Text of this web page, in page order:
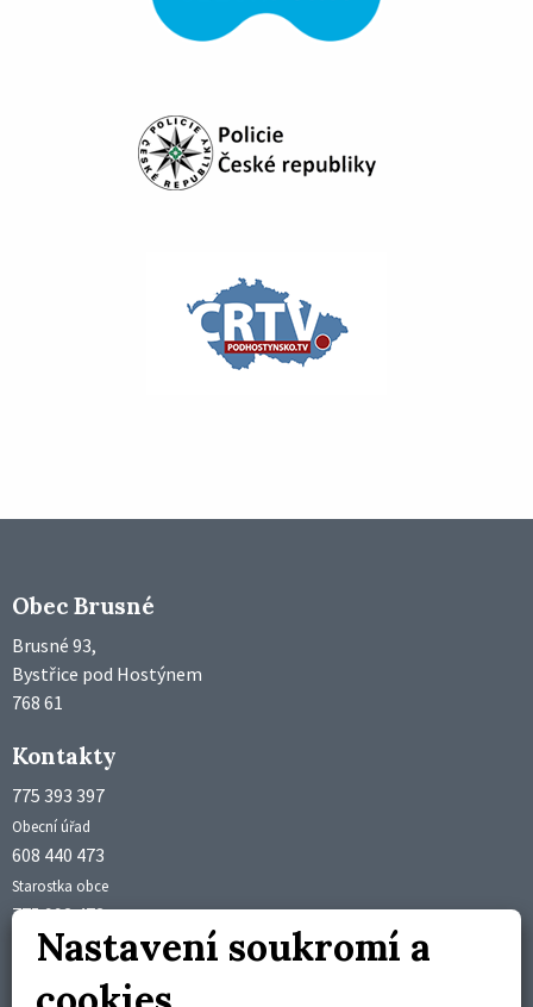
Obec Brusné
Brusné 93,
Bystřice pod Hostýnem
768 61
Kontakty
775 393 397
Obecní úřad
608 440 473
Starostka obce
775 992 473
Účetní obce
Nastavení soukromí a